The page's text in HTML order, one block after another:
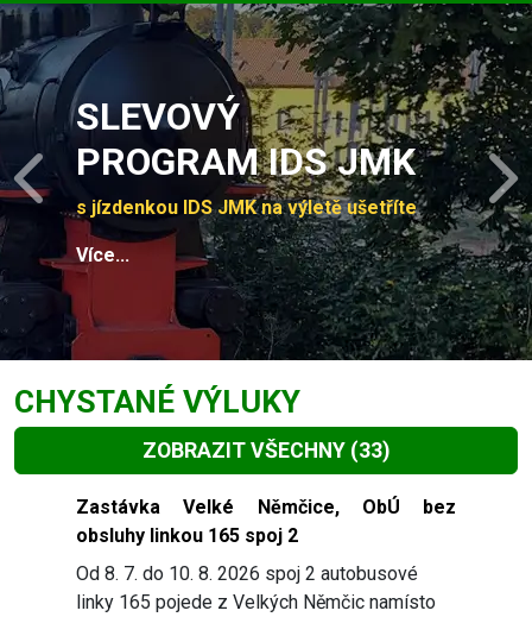
Slide 1 of 4
SLEVOVÝ
PROGRAM IDS JMK
s jízdenkou IDS JMK na výletě ušetříte
Více...
Previous
CHYSTANÉ VÝLUKY
ZOBRAZIT VŠECHNY (33)
Slide 1 of 33
Zastávka Velké Němčice, ObÚ bez
obsluhy linkou 165 spoj 2
Od 8. 7. do 10. 8. 2026 spoj 2 autobusové
linky 165 pojede z Velkých Němčic namísto